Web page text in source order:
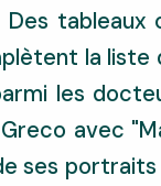
Des
la liste
les
avec
ses